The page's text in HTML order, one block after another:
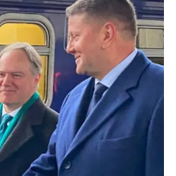
р
е
ж
м
у